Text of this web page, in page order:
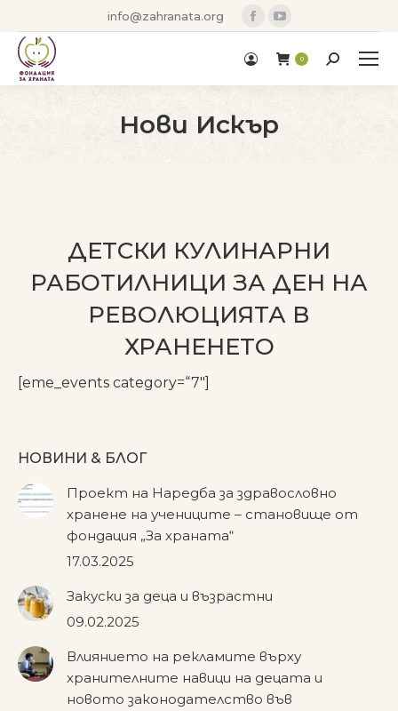
info@zahranata.org
Facebook
page
opens
in
window
YouTube
page
opens
in
0 Search:
Нови Искър
ДЕТСКИ КУЛИНАРНИ
РАБОТИЛНИЦИ ЗА ДЕН НА
РЕВОЛЮЦИЯТА В
ХРАНЕНЕТО
[eme_events category=“7″]
НОВИНИ & БЛОГ
Проект на Наредба за здравословно
хранене на учениците – становище от
фондация „За храната“
17.03.2025
Закуски за деца и възрастни
09.02.2025
Влиянието на рекламите върху
хранителните навици на децата и
новото законодателство във